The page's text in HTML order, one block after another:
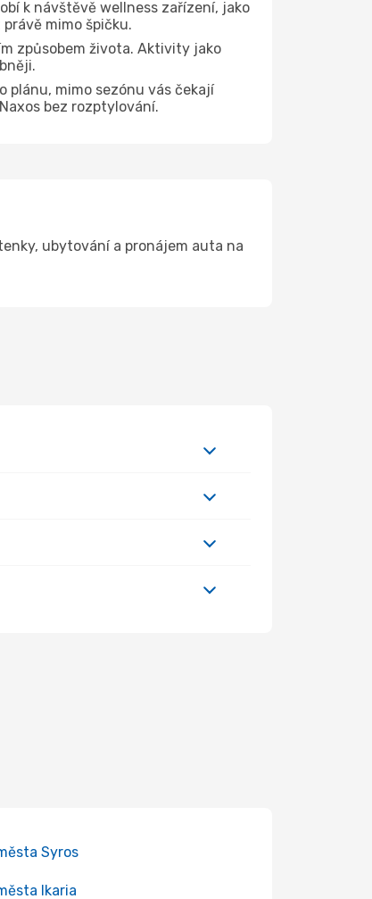
k návštěvě wellness zařízení, jako
mimo špičku.
způsobem života. Aktivity jako
mimo sezónu vás čekají
bez rozptylování.
ubytování a pronájem auta na
Syros
Ikaria